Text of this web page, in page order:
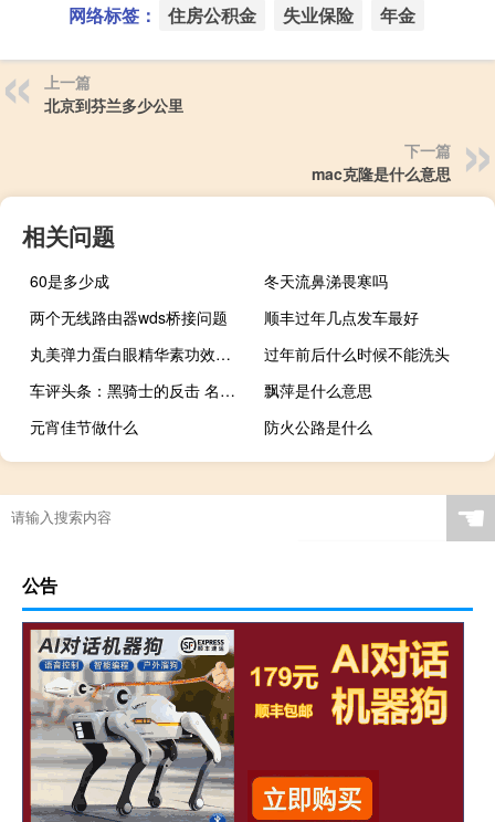
网络标签： 住房公积金 失业保险 年金
上一篇
北京到芬兰多少公里
下一篇
mac克隆是什么意思
相关问题
60是多少成
冬天流鼻涕畏寒吗
两个无线路由器wds桥接问题
顺丰过年几点发车最好
丸美弹力蛋白眼精华素功效（丸美弹力蛋白眼精华）
过年前后什么时候不能洗头
车评头条：黑骑士的反击 名爵6 TROPHY版静态体验
飘萍是什么意思
元宵佳节做什么
防火公路是什么
☚
公告